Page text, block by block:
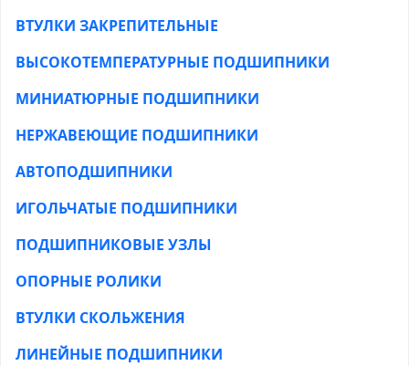
ВТУЛКИ ЗАКРЕПИТЕЛЬНЫЕ
ВЫСОКОТЕМПЕРАТУРНЫЕ ПОДШИПНИКИ
МИНИАТЮРНЫЕ ПОДШИПНИКИ
НЕРЖАВЕЮЩИЕ ПОДШИПНИКИ
АВТОПОДШИПНИКИ
ИГОЛЬЧАТЫЕ ПОДШИПНИКИ
ПОДШИПНИКОВЫЕ УЗЛЫ
ОПОРНЫЕ РОЛИКИ
ВТУЛКИ СКОЛЬЖЕНИЯ
ЛИНЕЙНЫЕ ПОДШИПНИКИ